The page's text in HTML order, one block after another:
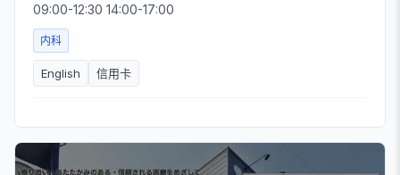
09:00-12:30 14:00-17:00
内科
English 信用卡